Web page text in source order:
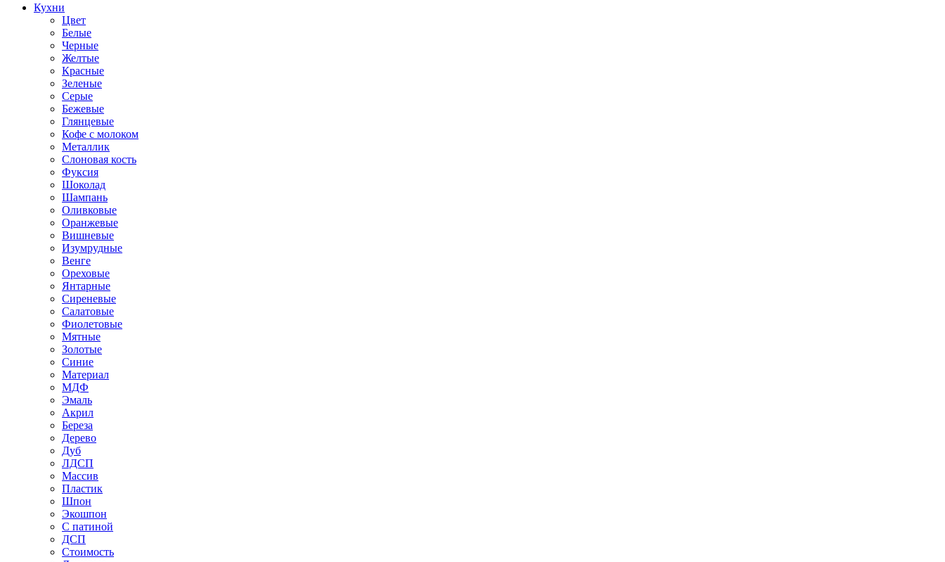
Кухни
Цвет
Белые
Черные
Желтые
Красные
Зеленые
Серые
Бежевые
Глянцевые
Кофе с молоком
Металлик
Слоновая кость
Фуксия
Шоколад
Шампань
Оливковые
Оранжевые
Вишневые
Изумрудные
Венге
Ореховые
Янтарные
Сиреневые
Салатовые
Фиолетовые
Мятные
Золотые
Синие
Материал
МДФ
Эмаль
Акрил
Береза
Дерево
Дуб
ЛДСП
Массив
Пластик
Шпон
Экошпон
С патиной
ДСП
Стоимость